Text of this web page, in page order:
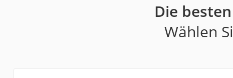
Die
Wählen